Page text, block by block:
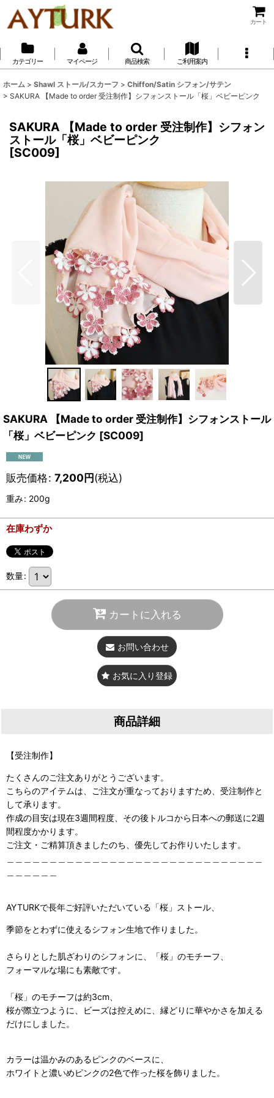
カート
カテゴリー マイページ 商品検索 ご利用案内
ホーム > Shawl ストール/スカーフ > Chiffon/Satin シフォン/サテン
> SAKURA 【Made to order 受注制作】シフォンストール「桜」ベビーピンク
SAKURA 【Made to order 受注制作】シフォン
ストール「桜」ベビーピンク
[SC009]
SAKURA 【Made to order 受注制作】シフォンストール
「桜」ベビーピンク [SC009]
販売価格: 7,200円(税込)
重み: 200g
在庫わずか
数量:
カートに入れる
お問い合わせ
お気に入り登録
商品詳細
【受注制作】
たくさんのご注文ありがとうございます。
こちらのアイテムは、ご注文が重なっておりますため、受注制作と
して承ります。
作成の目安は現在3週間程度、その後トルコから日本への郵送に2週
間程度かかります。
ご注文・ご精算頂きましたのち、優先してお作りいたします。
AYTURKで長年ご好評いただいている「桜」ストール、
季節をとわずに使えるシフォン生地で作りました。
さらりとした肌ざわりのシフォンに、「桜」のモチーフ、
フォーマルな場にも素敵です。
「桜」のモチーフは約3cm、
桜が際立つように、ビーズは控えめに、縁どりに華やかさを加える
だけにしました。
カラーは温かみのあるピンクのベースに、
ホワイトと濃いめピンクの2色で作った桜を飾りました。